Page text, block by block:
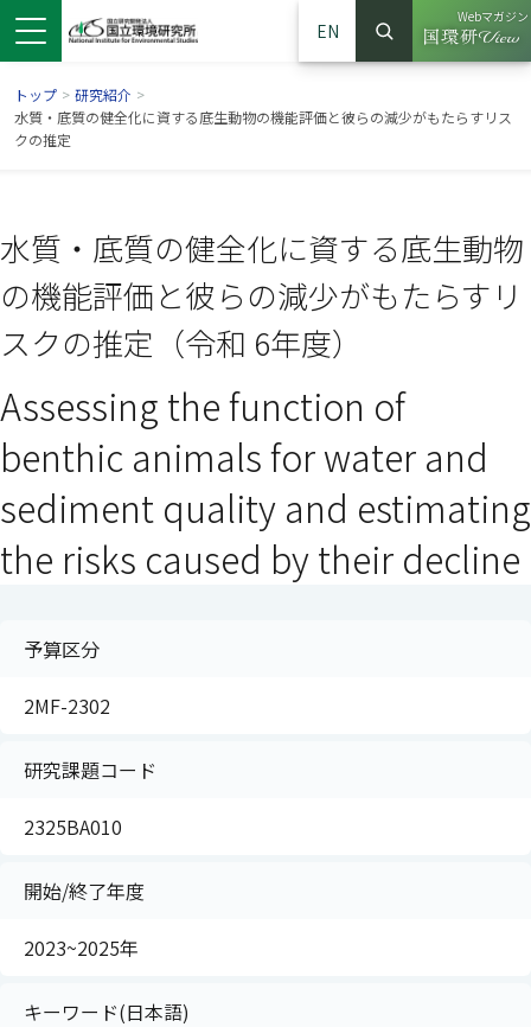
ドウで開きます）
ンドウで開きます）
ウインドウで開きます）
EN
サイト内検索
検索
Webマガジン
（別ウイ
トップ > 研究紹介 >
水質・底質の健全化に資する底生動物の機能評価と彼らの減少がもたらすリス
クの推定
水質・底質の健全化に資する底生動物
の機能評価と彼らの減少がもたらすリ
スクの推定（令和 6年度）
Assessing the function of
benthic animals for water and
sediment quality and estimating
the risks caused by their decline
予算区分
2MF-2302
研究課題コード
2325BA010
開始/終了年度
2023~2025年
キーワード(日本語)